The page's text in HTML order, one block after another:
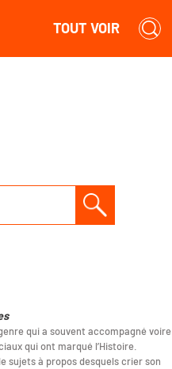
TOUT VOIR
qui a souvent accompagné voire
qui ont marqué l’Histoire.
sujets à propos desquels crier son